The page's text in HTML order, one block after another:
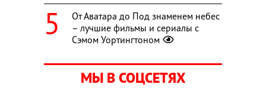
От Аватара до Под знаменем небес
– лучшие фильмы и сериалы с
Сэмом Уортингтоном
МЫ В СОЦСЕТЯХ